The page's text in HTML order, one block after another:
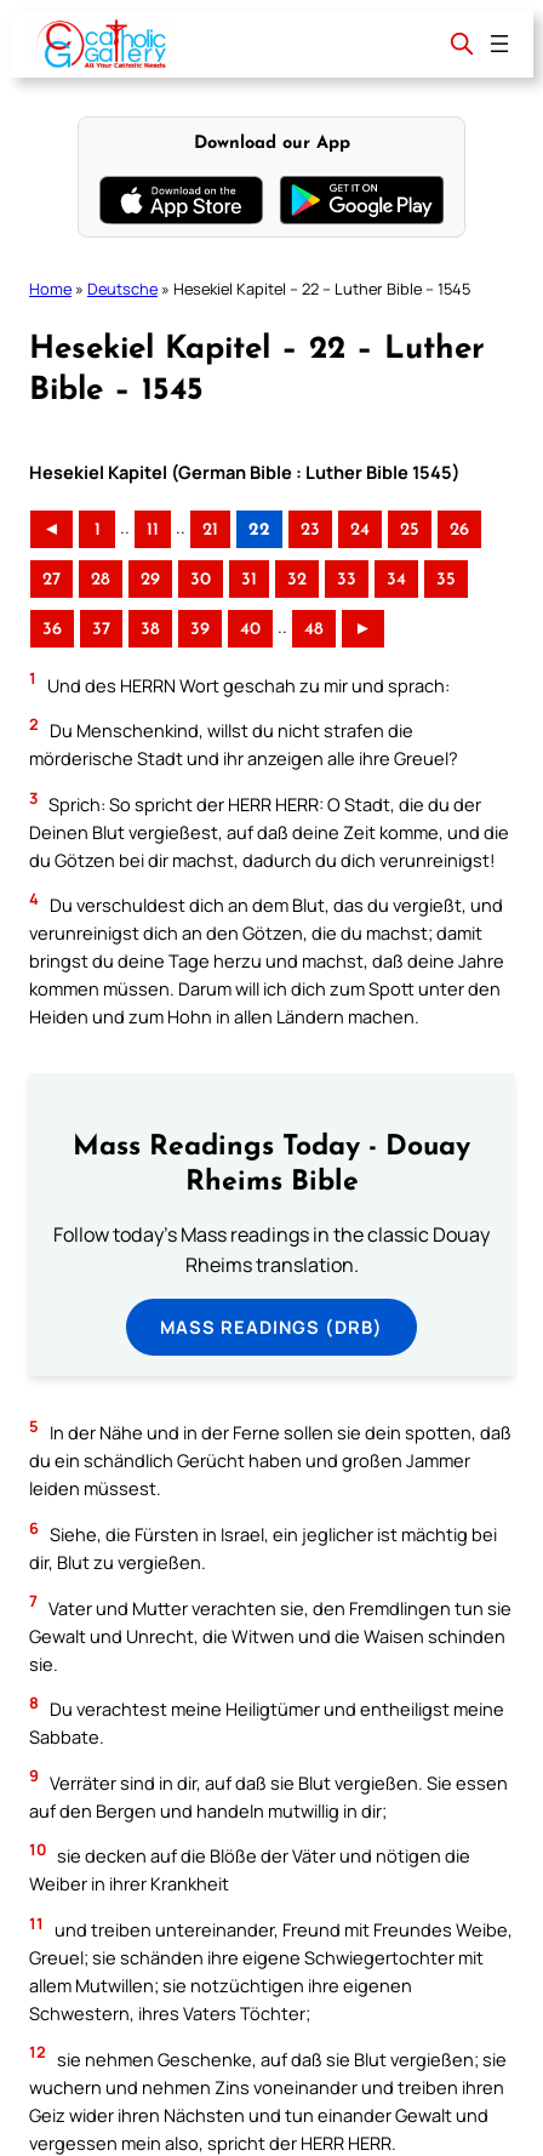
content
Download our App
Home » Deutsche » Hesekiel Kapitel – 22 – Luther Bible – 1545
Hesekiel Kapitel – 22 – Luther
Bible – 1545
Hesekiel Kapitel (German Bible : Luther Bible 1545)
◄ 1 .. 11 .. 21 22 23 24 25 26
27 28 29 30 31 32 33 34 35
36 37 38 39 40 .. 48 ►
1 Und des HERRN Wort geschah zu mir und sprach:
2
Du Menschenkind, willst du nicht strafen die
mörderische Stadt und ihr anzeigen alle ihre Greuel?
3 Sprich: So spricht der HERR HERR: O Stadt, die du der
Deinen Blut vergießest, auf daß deine Zeit komme, und die
du Götzen bei dir machst, dadurch du dich verunreinigst!
4 Du verschuldest dich an dem Blut, das du vergießt, und
verunreinigst dich an den Götzen, die du machst; damit
bringst du deine Tage herzu und machst, daß deine Jahre
kommen müssen. Darum will ich dich zum Spott unter den
Heiden und zum Hohn in allen Ländern machen.
Mass Readings Today - Douay
Rheims Bible
Follow today's Mass readings in the classic Douay
Rheims translation.
MASS READINGS (DRB)
5
In der Nähe und in der Ferne sollen sie dein spotten, daß
du ein schändlich Gerücht haben und großen Jammer
leiden müssest.
6 Siehe, die Fürsten in Israel, ein jeglicher ist mächtig bei
dir, Blut zu vergießen.
7 Vater und Mutter verachten sie, den Fremdlingen tun sie
Gewalt und Unrecht, die Witwen und die Waisen schinden
sie.
8
Du verachtest meine Heiligtümer und entheiligst meine
Sabbate.
9 Verräter sind in dir, auf daß sie Blut vergießen. Sie essen
auf den Bergen und handeln mutwillig in dir;
10 sie decken auf die Blöße der Väter und nötigen die
Weiber in ihrer Krankheit
11
und treiben untereinander, Freund mit Freundes Weibe,
Greuel; sie schänden ihre eigene Schwiegertochter mit
allem Mutwillen; sie notzüchtigen ihre eigenen
Schwestern, ihres Vaters Töchter;
12 sie nehmen Geschenke, auf daß sie Blut vergießen; sie
wuchern und nehmen Zins voneinander und treiben ihren
Geiz wider ihren Nächsten und tun einander Gewalt und
vergessen mein also, spricht der HERR HERR.